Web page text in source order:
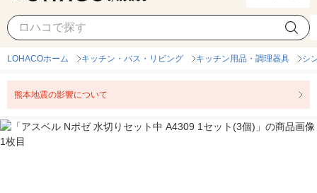
LOHACOホーム キッチン・バス・リビング キッチン用品・調理器具 シ
熊本地震の影響について